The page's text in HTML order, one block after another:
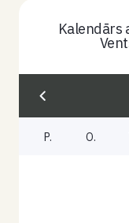
Kalendārs
P. O.